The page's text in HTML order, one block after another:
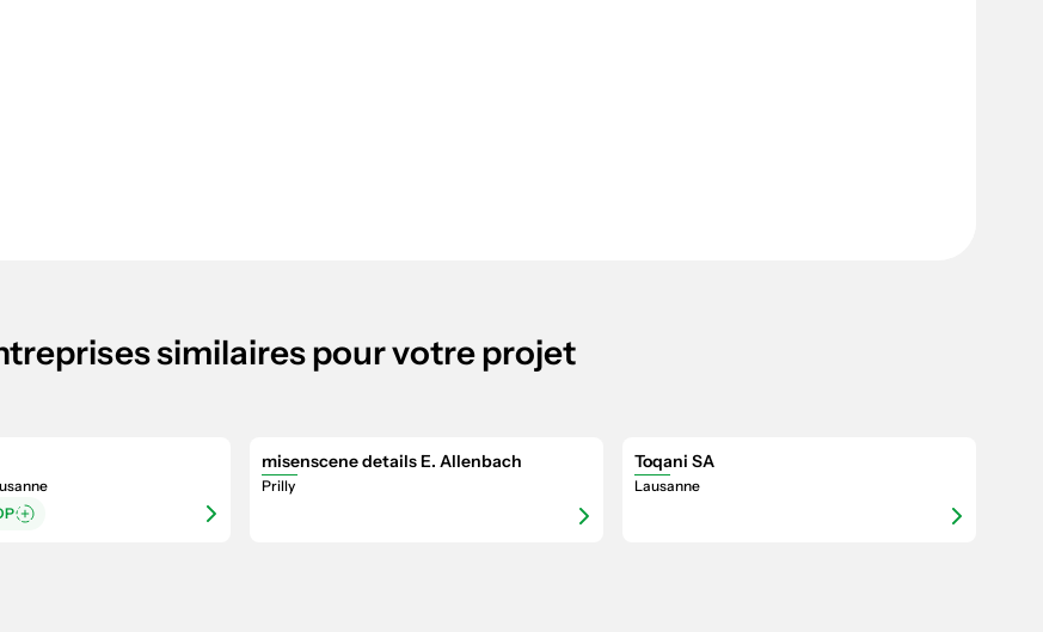
similaires pour votre projet
misenscene details E. Allenbach
Prilly
Toqani SA
Lausanne